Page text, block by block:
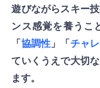
遊びながらスキー
ンス感覚を養うこ
「協調性 」「チャ
ていくうえで大切
ます。